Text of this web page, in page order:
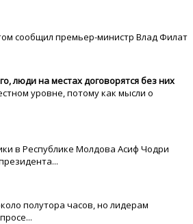
сообщил премьер-министр Влад Филат
люди на местах договорятся без них
уровне, потому как мысли о
в Республике Молдова Асиф Чодри
полутора часов, но лидерам